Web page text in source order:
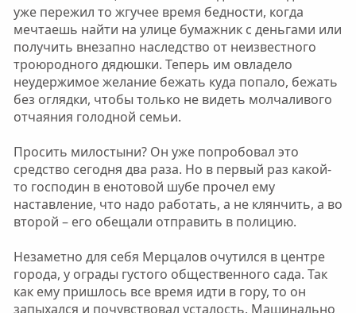
уже пережил то жгучее время бедности, когда
мечтаешь найти на улице бумажник с деньгами или
получить внезапно наследство от неизвестного
троюродного дядюшки. Теперь им овладело
неудержимое желание бежать куда попало, бежать
без оглядки, чтобы только не видеть молчаливого
отчаяния голодной семьи.
Просить милостыни? Он уже попробовал это
средство сегодня два раза. Но в первый раз какой-
то господин в енотовой шубе прочел ему
наставление, что надо работать, а не клянчить, а во
второй – его обещали отправить в полицию.
Незаметно для себя Мерцалов очутился в центре
города, у ограды густого общественного сада. Так
как ему пришлось все время идти в гору, то он
запыхался и почувствовал усталость. Машинально